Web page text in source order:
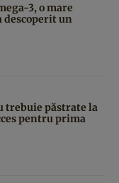
3, o mare
descoperit un
trebuie păstrate la
pentru prima